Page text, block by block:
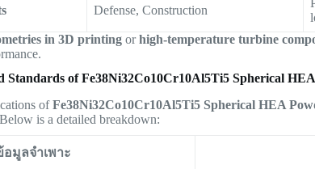
Defense, Construction
in 3D printing orhigh-temperature turbine
Standards of Fe38Ni32Co10Cr10Al5Ti5 Spherical
ofFe38Ni32Co10Cr10Al5Ti5 Spherical HEA
is a detailed breakdown:
อมูลจำเพาะ